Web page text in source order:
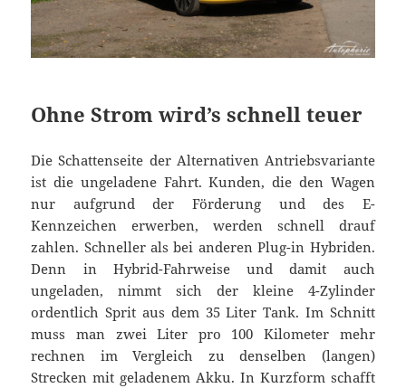
Ohne Strom wird’s schnell teuer
Die Schattenseite der Alternativen Antriebsvariante
ist die ungeladene Fahrt. Kunden, die den Wagen
nur aufgrund der Förderung und des E-
Kennzeichen erwerben, werden schnell drauf
zahlen. Schneller als bei anderen Plug-in Hybriden.
Denn in Hybrid-Fahrweise und damit auch
ungeladen, nimmt sich der kleine 4-Zylinder
ordentlich Sprit aus dem 35 Liter Tank. Im Schnitt
muss man zwei Liter pro 100 Kilometer mehr
rechnen im Vergleich zu denselben (langen)
Strecken mit geladenem Akku. In Kurzform schafft